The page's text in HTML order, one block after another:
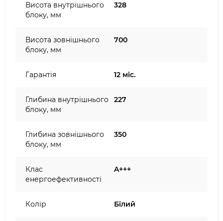
Висота внутрішнього
блоку, мм
328
Висота зовнішнього
блоку, мм
700
Гарантія 12 міс.
Глибина внутрішнього
блоку, мм
227
Глибина зовнішнього
блоку, мм
350
Клас
енергоефективності
A+++
Колір Білий